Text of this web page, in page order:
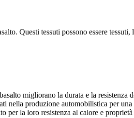
Questi tessuti possono essere
migliorano la durata e la resistenza
nella produzione automobilistica per
per la loro resistenza al calore e